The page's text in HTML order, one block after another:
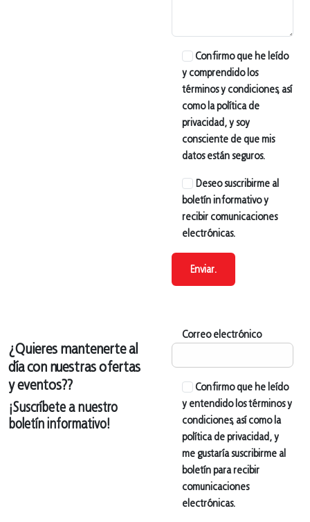
Confirmo que he leído
y comprendido los
términos y condiciones, así
como la política de
privacidad, y soy
consciente de que mis
datos están seguros.
Deseo suscribirme al
boletín informativo y
recibir comunicaciones
electrónicas.
Enviar.
¿Quieres mantenerte al
día con nuestras ofertas
y eventos??
¡Suscríbete a nuestro
boletín informativo!
Correo electrónico
Confirmo que he leído
y entendido los términos y
condiciones, así como la
política de privacidad, y
me gustaría suscribirme al
boletín para recibir
comunicaciones
electrónicas.